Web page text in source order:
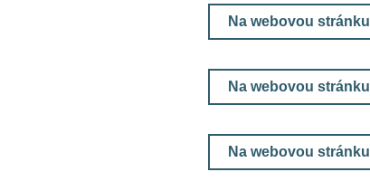
Na webovou stránku
Na webovou stránku
Na webovou stránku